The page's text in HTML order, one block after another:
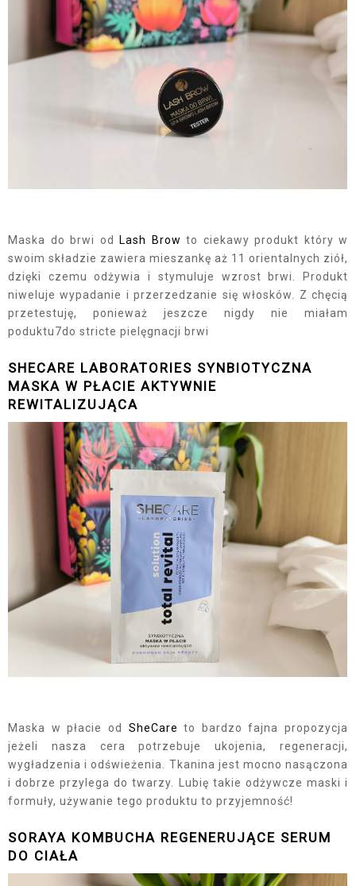
Maska do brwi od Lash Brow to ciekawy produkt który w
swoim składzie zawiera mieszankę aż 11 orientalnych ziół,
dzięki czemu odżywia i stymuluje wzrost brwi. Produkt
niweluje wypadanie i przerzedzanie się włosków. Z chęcią
przetestuję, ponieważ jeszcze nigdy nie miałam
poduktu7do stricte pielęgnacji brwi
SHECARE LABORATORIES SYNBIOTYCZNA
MASKA W PŁACIE AKTYWNIE
REWITALIZUJĄCA
Maska w płacie od SheCareto bardzo fajna propozycja
jeżeli nasza cera potrzebuje ukojenia, regeneracji,
wygładzenia i odświeżenia. Tkanina jest mocno nasączona
i dobrze przylega do twarzy. Lubię takie odżywcze maski i
formuły, używanie tego produktu to przyjemność!
SORAYA KOMBUCHA REGENERUJĄCE SERUM
DO CIAŁA